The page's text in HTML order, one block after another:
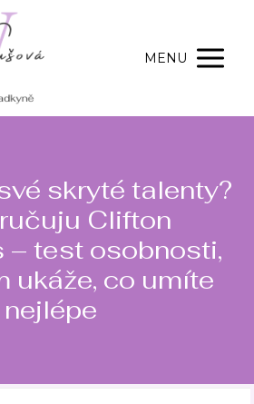
MENU
skryté talenty?
Clifton
– test osobnosti,
ukáže, co umíte
nejlépe